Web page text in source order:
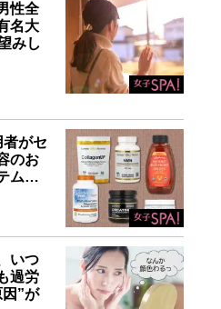
性全
名大
みし
がセ
のお
ム…
いつ
過労
”が